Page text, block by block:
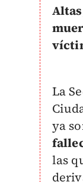
La
ya
las